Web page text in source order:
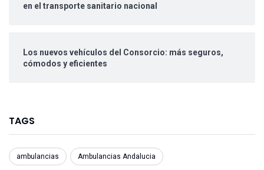
en el transporte sanitario nacional
Los nuevos vehículos del Consorcio: más seguros,
cómodos y eficientes
TAGS
ambulancias Ambulancias Andalucia